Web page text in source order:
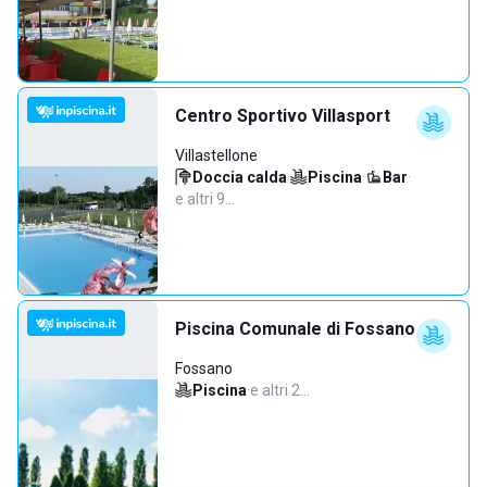
Centro Sportivo Villasport
Villastellone
Doccia calda· Piscina· Bar·
e altri 9…
Piscina Comunale di Fossano
Fossano
Piscina·e altri 2…